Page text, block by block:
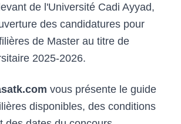
de l'Université Cadi Ayyad,
des candidatures pour
de Master au titre de
2025-2026.
vous présente le guide
disponibles, des conditions